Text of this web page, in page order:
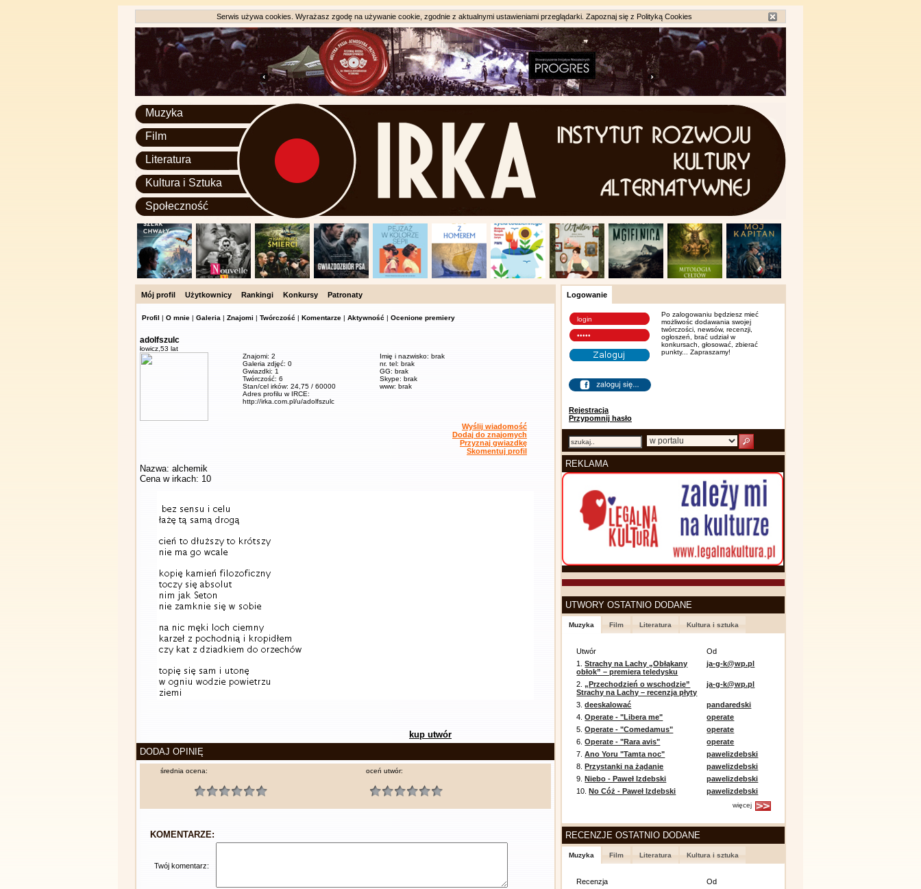
Serwis używa cookies. Wyrażasz zgodę na używanie cookie, zgodnie z aktualnymi ustawieniami przeglądarki. Zapoznaj się z Polityką Cookies
Muzyka
Film
Literatura
Kultura i Sztuka
Społeczność
Mój profil Użytkownicy Rankingi Konkursy Patronaty
Profil | O mnie | Galeria | Znajomi | Twórczość | Komentarze | Aktywność | Ocenione premiery
adolfszulc
łowicz, 53 lat
Znajomi: 2
Galeria zdjęć: 0
Gwiazdki: 1
Twórczość: 6
Stan/cel irków: 24,75 / 60000
Adres profilu w IRCE:
http://irka.com.pl/u/adolfszulc
Imię i nazwisko: brak
nr. tel: brak
GG: brak
Skype: brak
www: brak
Wyślij wiadomość
Dodaj do znajomych
Przyznaj gwiazdkę
Skomentuj profil
Nazwa: alchemik
Cena w irkach: 10
kup utwór
DODAJ OPINIĘ
średnia ocena: oceń utwór:
KOMENTARZE:
Twój komentarz:
Logowanie
Rejestracja
Przypomnij hasło
Po zalogowaniu będziesz mieć
możliwośc dodawania swojej
twórczości, newsów, recenzji,
ogłoszeń, brać udział w
konkursach, głosować, zbierać
punkty... Zapraszamy!
REKLAMA
UTWORY OSTATNIO DODANE
Muzyka Film Literatura Kultura i sztuka
Utwór
Od
1.Strachy na Lachy „Obłąkany
obłok” – premiera teledysku
ja-g-k@wp.pl
2.„Przechodzień o wschodzie”
Strachy na Lachy – recenzja płyty
ja-g-k@wp.pl
3.deeskalować
pandaredski
4.Operate - "Libera me"
operate
5.Operate - "Comedamus"
operate
6.Operate - "Rara avis"
operate
7.Ano Yoru "Tamta noc"
pawelizdebski
8.Przystanki na żądanie
pawelizdebski
9.Niebo - Paweł Izdebski
pawelizdebski
10.No Cóż - Paweł Izdebski pawelizdebski
więcej
RECENZJE OSTATNIO DODANE
Muzyka Film Literatura Kultura i sztuka
Recenzja
Od